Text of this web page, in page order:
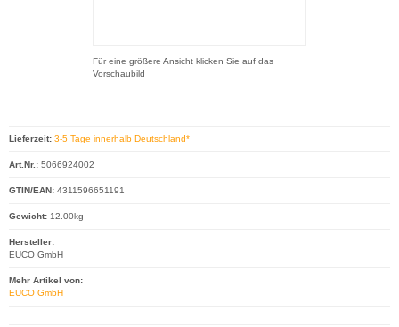
Für eine größere Ansicht klicken Sie auf das
Vorschaubild
Lieferzeit: 3-5 Tage innerhalb Deutschland*
Art.Nr.: 5066924002
GTIN/EAN: 4311596651191
Gewicht: 12.00kg
Hersteller:
EUCO GmbH
Mehr Artikel von:
EUCO GmbH